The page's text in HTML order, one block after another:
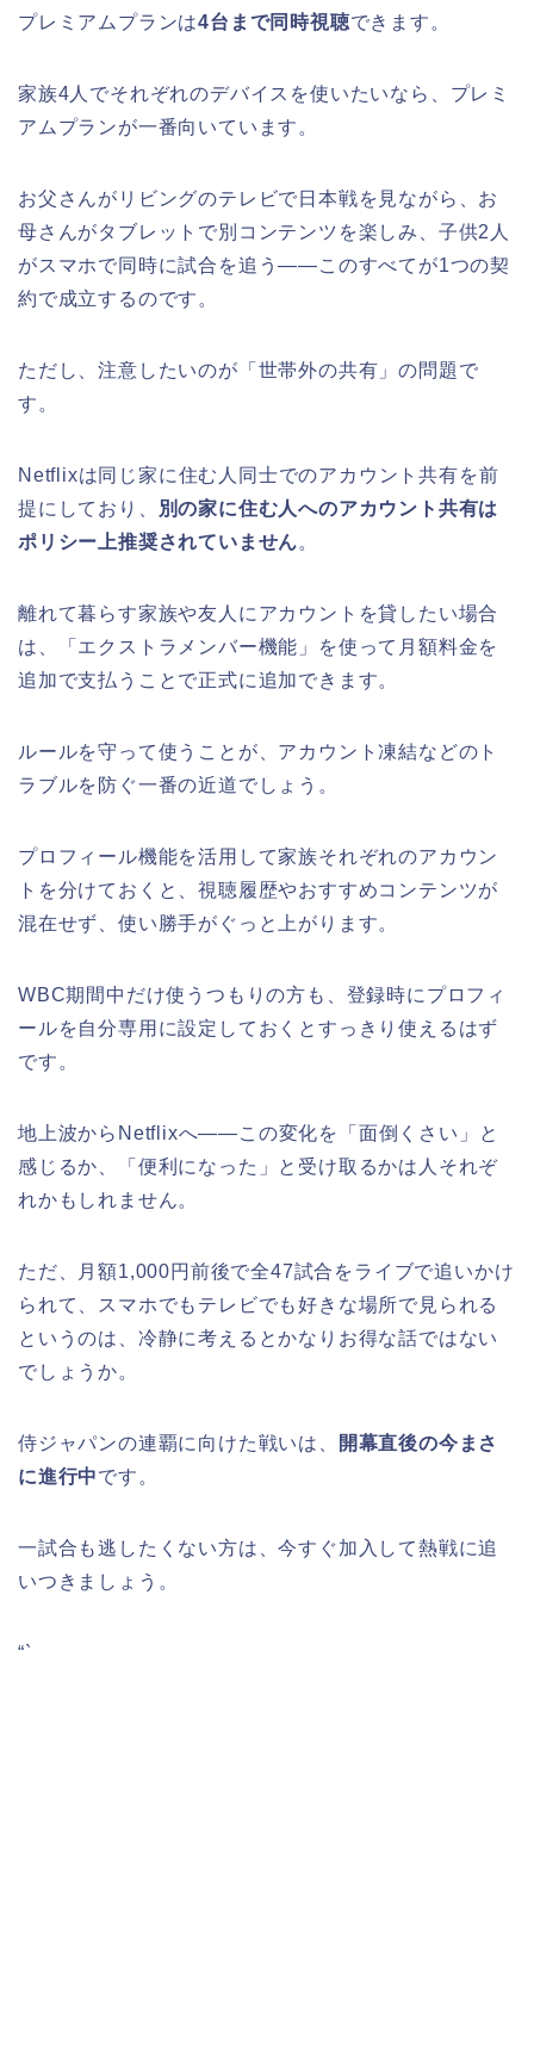
プレミアムプランは4台まで同時視聴できます。
家族4人でそれぞれのデバイスを使いたいなら、プレミ
アムプランが一番向いています。
お父さんがリビングのテレビで日本戦を見ながら、お
母さんがタブレットで別コンテンツを楽しみ、子供2人
がスマホで同時に試合を追う——このすべてが1つの契
約で成立するのです。
ただし、注意したいのが「世帯外の共有」の問題で
す。
Netflixは同じ家に住む人同士でのアカウント共有を前
提にしており、
別の家に住む人へのアカウント共有は
ポリシー上推奨されていません。
離れて暮らす家族や友人にアカウントを貸したい場合
は、「エクストラメンバー機能」を使って月額料金を
追加で支払うことで正式に追加できます。
ルールを守って使うことが、アカウント凍結などのト
ラブルを防ぐ一番の近道でしょう。
プロフィール機能を活用して家族それぞれのアカウン
トを分けておくと、視聴履歴やおすすめコンテンツが
混在せず、使い勝手がぐっと上がります。
WBC期間中だけ使うつもりの方も、登録時にプロフィ
ールを自分専用に設定しておくとすっきり使えるはず
です。
地上波からNetflixへ——この変化を「面倒くさい」と
感じるか、「便利になった」と受け取るかは人それぞ
れかもしれません。
ただ、月額1,000円前後で全47試合をライブで追いかけ
られて、スマホでもテレビでも好きな場所で見られる
というのは、冷静に考えるとかなりお得な話ではない
でしょうか。
侍ジャパンの連覇に向けた戦いは、
開幕直後の今まさ
に進行中です。
一試合も逃したくない方は、今すぐ加入して熱戦に追
いつきましょう。
“`